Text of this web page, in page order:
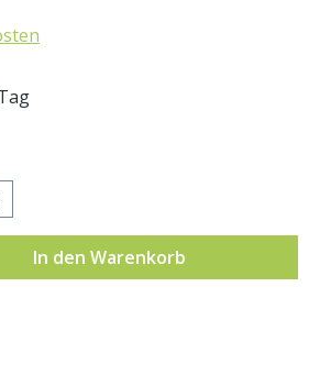
gewünschten Wert
In den Warenkorb